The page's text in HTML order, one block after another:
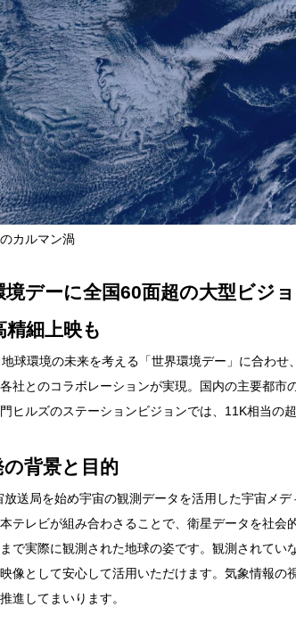
カルマン渦
境デーに全国60面超の大型ビジ
精細上映も
球環境の未来を考える「世界環境デー」に合わ
社とのコラボレーションが実現。国内の主要都
ヒルズのステーションビジョンでは、11K相当の
背景と目的
放送局を始め宇宙の観測データを活用した宇宙メ
テレビが組み合わさることで、衛星データを社
で実際に観測された地球の姿です。観測されて
像として安心して活用いただけます。気象情報
進してまいります。